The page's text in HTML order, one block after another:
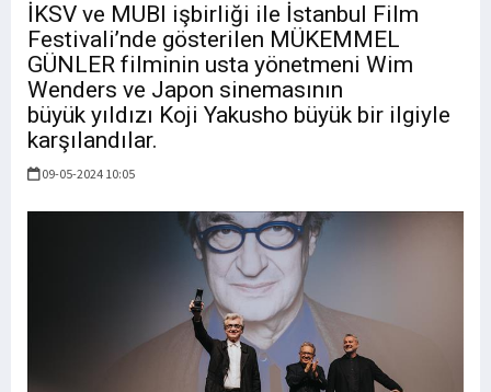
İKSV ve MUBI işbirliği ile İstanbul Film
Festivali’nde gösterilen MÜKEMMEL
GÜNLER filminin usta yönetmeni Wim
Wenders ve Japon sinemasının
büyük yıldızı Koji Yakusho büyük bir ilgiyle
karşılandılar.
09-05-2024 10:05